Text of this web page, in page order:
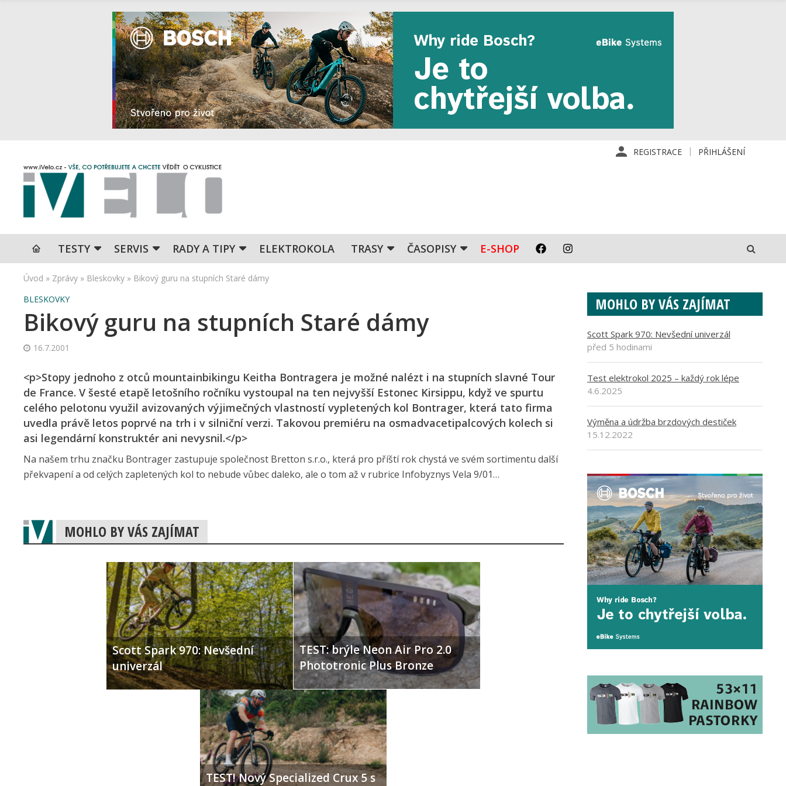
REGISTRACE PŘIHLÁŠENÍ
TESTY SERVIS RADY A TIPY ELEKTROKOLA TRASY ČASOPISY E-SHOP
Úvod » Zprávy » Bleskovky » Bikový guru na stupních Staré dámy
BLESKOVKY
Bikový guru na stupních Staré dámy
16.7.2001
<p>Stopy jednoho z otců mountainbikingu Keitha Bontragera je možné nalézt i na stupních slavné Tour
de France. V šesté etapě letošního ročníku vystoupal na ten nejvyšší Estonec Kirsippu, když ve spurtu
celého pelotonu využil avizovaných výjimečných vlastností vypletených kol Bontrager, která tato firma
uvedla právě letos poprvé na trh i v silniční verzi. Takovou premiéru na osmadvacetipal­cových kolech si
asi legendární konstruktér ani nevysnil.</p>
Na našem trhu značku Bontrager zastupuje společnost Bretton s.r.o., která pro příští rok chystá ve svém sortimentu další
překvapení a od celých zapletených kol to nebude vůbec daleko, ale o tom až v rubrice Infobyznys Vela 9/01…
MOHLO BY VÁS ZAJÍMAT
Scott Spark 970: Nevšední
univerzál
TEST: brýle Neon Air Pro 2.0
Phototronic Plus Bronze
TEST! Nový Specialized Crux 5 s
MOHLO BY VÁS ZAJÍMAT
Scott Spark 970: Nevšední univerzál
před 5 hodinami
Test elektrokol 2025 – každý rok lépe
4.6.2025
Výměna a údržba brzdových destiček
15.12.2022